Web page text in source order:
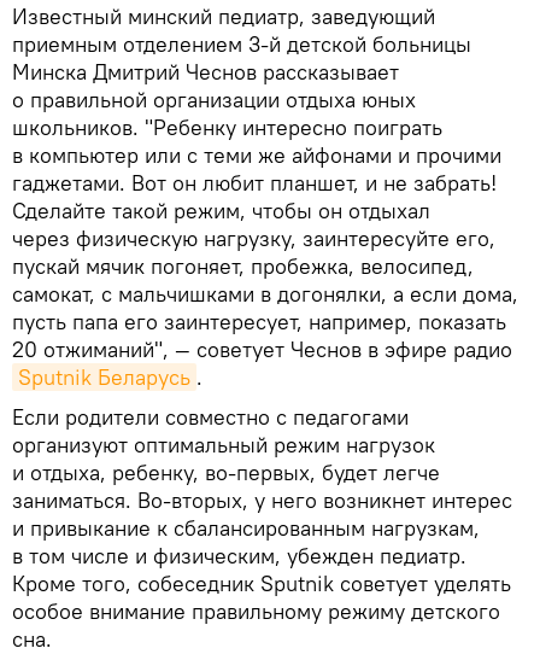
Известный минский педиатр, заведующий
приемным отделением 3-й детской больницы
Минска Дмитрий Чеснов рассказывает
о правильной организации отдыха юных
школьников. "Ребенку интересно поиграть
в компьютер или с теми же айфонами и прочими
гаджетами. Вот он любит планшет, и не забрать!
Сделайте такой режим, чтобы он отдыхал
через физическую нагрузку, заинтересуйте его,
пускай мячик погоняет, пробежка, велосипед,
самокат, с мальчишками в догонялки, а если дома,
пусть папа его заинтересует, например, показать
20 отжиманий", — советует Чеснов в эфире радио
Sputnik Беларусь .
Если родители совместно с педагогами
организуют оптимальный режим нагрузок
и отдыха, ребенку, во-первых, будет легче
заниматься. Во-вторых, у него возникнет интерес
и привыкание к сбалансированным нагрузкам,
в том числе и физическим, убежден педиатр.
Кроме того, собеседник Sputnik советует уделять
особое внимание правильному режиму детского
сна.